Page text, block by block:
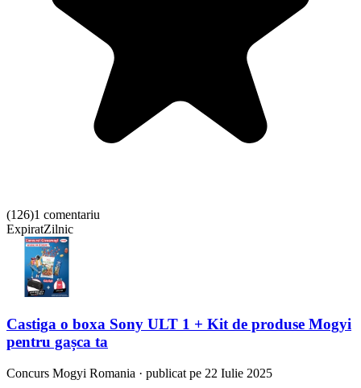
(126)1 comentariu
ExpiratZilnic
Castiga o boxa Sony ULT 1 + Kit de produse Mogyi
pentru gașca ta
Concurs Mogyi Romania · publicat pe 22 Iulie 2025